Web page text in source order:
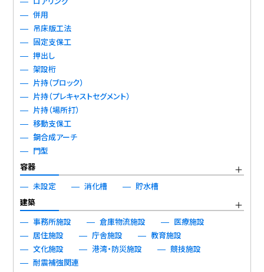
併用
吊床版工法
固定支保工
押出し
架設桁
片持（ブロック）
片持（プレキャストセグメント）
片持（場所打）
移動支保工
鋼合成アーチ
門型
容器
未設定
消化槽
貯水槽
建築
事務所施設
倉庫物流施設
医療施設
居住施設
庁舎施設
教育施設
文化施設
港湾・防災施設
競技施設
耐震補強関連